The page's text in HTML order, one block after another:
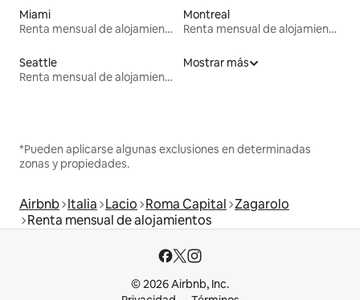
Miami
Renta mensual de alojamientos
Montreal
Renta mensual de alojamientos
Seattle
Renta mensual de alojamientos
Mostrar más
*Pueden aplicarse algunas exclusiones en determinadas
zonas y propiedades.
Airbnb Italia Lacio Roma Capital Zagarolo
Renta mensual de alojamientos
© 2026 Airbnb, Inc.